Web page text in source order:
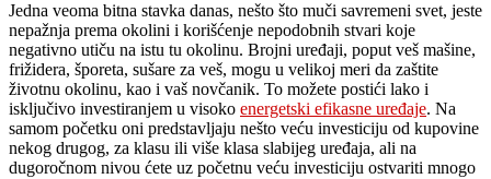
Jedna veoma bitna stavka danas, nešto što muči savremeni svet, jeste
nepažnja prema okolini i korišćenje nepodobnih stvari koje
negativno utiču na istu tu okolinu. Brojni uređaji, poput veš mašine,
frižidera, šporeta, sušare za veš, mogu u velikoj meri da zaštite
životnu okolinu, kao i vaš novčanik. To možete postići lako i
isključivo investiranjem u visoko energetski efikasne uređaje. Na
samom početku oni predstavljaju nešto veću investiciju od kupovine
nekog drugog, za klasu ili više klasa slabijeg uređaja, ali na
dugoročnom nivou ćete uz početnu veću investiciju ostvariti mnogo